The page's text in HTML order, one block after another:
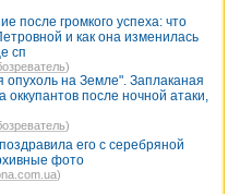
после громкого успеха: что
и как она изменилась
сп
)
опухоль на Земле". Заплаканая
оккупантов после ночной атаки,
)
его с серебряной
фото
)